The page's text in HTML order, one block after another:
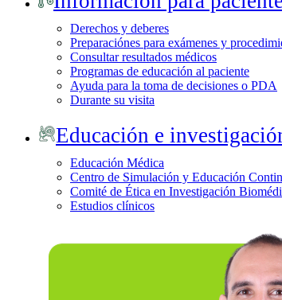
Derechos y deberes
Preparaciónes para exámenes y
Consultar resultados médicos
Programas de educación al paciente
Ayuda para la toma de decisiones o PDA
Durante su visita
Educación e
Educación Médica
Centro de Simulación y Educación
Comité de Ética en Investigación
Estudios clínicos